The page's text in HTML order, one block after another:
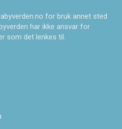
for bruk annet sted
har ikke ansvar for
som det lenkes til.